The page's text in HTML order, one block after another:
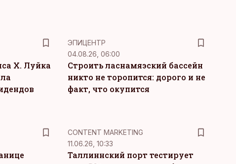
Х. Луйка
ЭПИЦЕНТР
04.08.26, 06:00
Строить ласнамяэский бассейн
никто не торопится: дорого и не
факт, что окупится
KM
CONTENT MARKETING
11.06.26, 10:33
Таллиннский порт тестирует